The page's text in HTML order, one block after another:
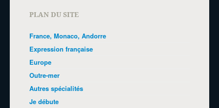
PLAN DU SITE
France, Monaco, Andorre
Expression française
Europe
Outre-mer
Autres spécialités
Je débute